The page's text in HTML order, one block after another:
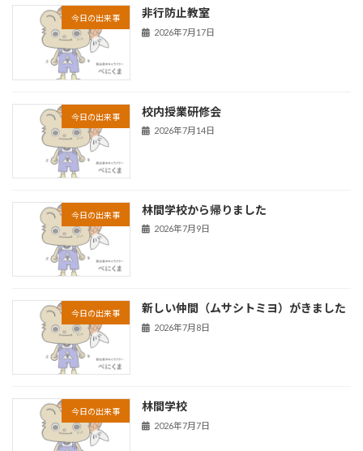
今日の出来事 非行防止教室
2026年7月17日
今日の出来事 校内授業研修会
2026年7月14日
今日の出来事 林間学校から帰りました
2026年7月9日
今日の出来事 新しい仲間（ムサシトミヨ）がきました
2026年7月8日
今日の出来事 林間学校
2026年7月7日